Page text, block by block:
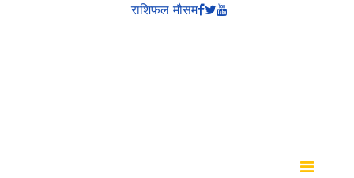
राशिफल मौसम